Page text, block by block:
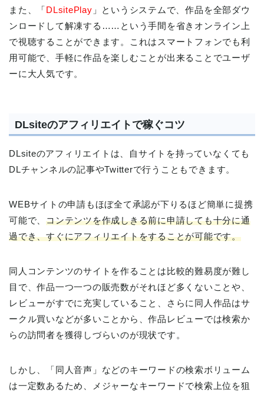
また、「DLsitePlay 」というシステムで、作品を全部ダウ
ンロードして解凍する……という手間を省きオンライン上
で視聴することができます。これはスマートフォンでも利
用可能で、手軽に作品を楽しむことが出来ることでユーザ
ーに大人気です。
DLsiteのアフィリエイトで稼ぐコツ
DLsiteのアフィリエイトは、自サイトを持っていなくても
DLチャンネルの記事やTwitterで行うこともできます。
WEBサイトの申請もほぼ全て承認が下りるほど簡単に提携
可能で、コンテンツを作成しきる前に申請しても十分に通
過でき、すぐにアフィリエイトをすることが可能です。
同人コンテンツのサイトを作ることは比較的難易度が難し
目で、作品一つ一つの販売数がそれほど多くないことや、
レビューがすでに充実していること、さらに同人作品はサ
ークル買いなどが多いことから、作品レビューでは検索か
らの訪問者を獲得しづらいのが現状です。
しかし、「同人音声」などのキーワードの検索ボリューム
は一定数あるため、メジャーなキーワードで検索上位を狙